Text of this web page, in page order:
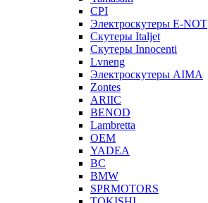
CPI
Электроскутеры E-NOT
Скутеры Italjet
Скутеры Innocenti
Lvneng
Электроскутеры AIMA
Zontes
ARIIC
BENOD
Lambretta
OEM
YADEA
BC
BMW
SPRMOTORS